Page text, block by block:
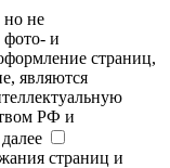
но не
фото- и
страниц,
являются
РФ и
страниц и